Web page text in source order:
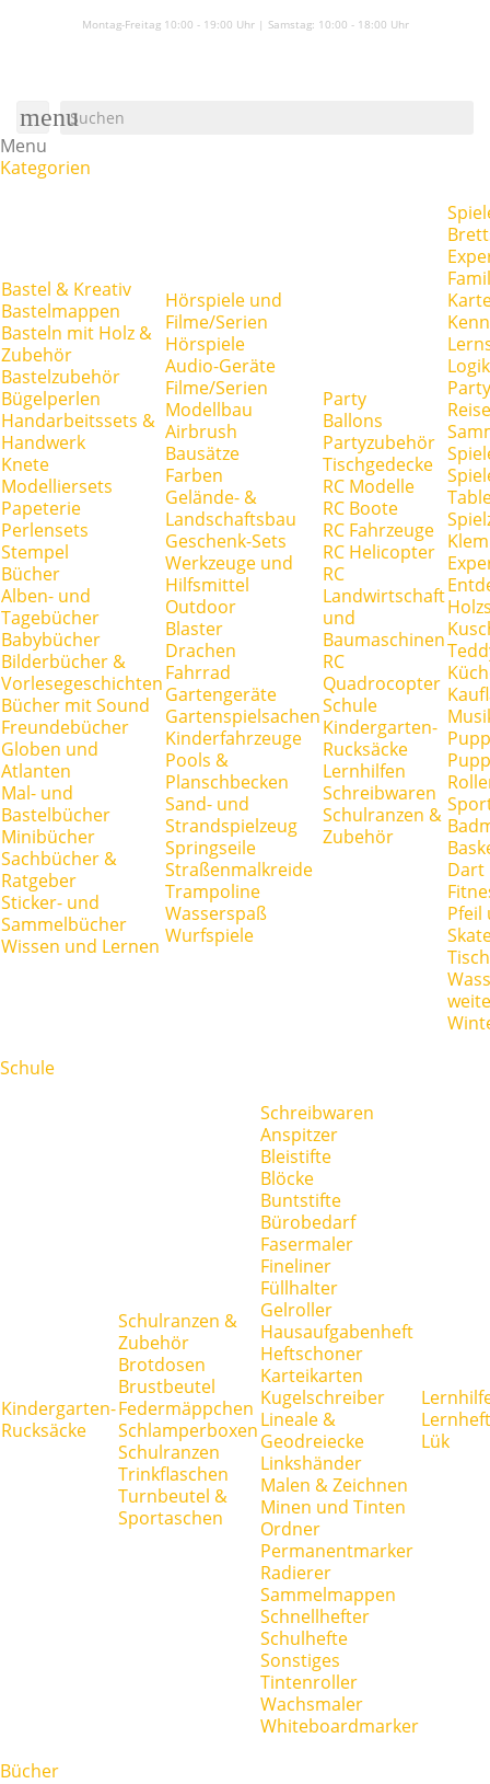
Montag-Freitag 10:00 - 19:00 Uhr | Samstag: 10:00 - 18:00 Uhr
menu
Menu
Kategorien
Bastel & Kreativ
Bastelmappen
Basteln mit Holz &
Zubehör
Bastelzubehör
Bügelperlen
Handarbeitssets &
Handwerk
Knete
Modelliersets
Papeterie
Perlensets
Stempel
Bücher
Alben- und
Tagebücher
Babybücher
Bilderbücher &
Vorlesegeschichten
Bücher mit Sound
Freundebücher
Globen und
Atlanten
Mal- und
Bastelbücher
Minibücher
Sachbücher &
Ratgeber
Sticker- und
Sammelbücher
Wissen und Lernen
Hörspiele und
Filme/Serien
Hörspiele
Audio-Geräte
Filme/Serien
Modellbau
Airbrush
Bausätze
Farben
Gelände- &
Landschaftsbau
Geschenk-Sets
Werkzeuge und
Hilfsmittel
Outdoor
Blaster
Drachen
Fahrrad
Gartengeräte
Gartenspielsachen
Kinderfahrzeuge
Pools &
Planschbecken
Sand- und
Strandspielzeug
Springseile
Straßenmalkreide
Trampoline
Wasserspaß
Wurfspiele
Party
Ballons
Partyzubehör
Tischgedecke
RC Modelle
RC Boote
RC Fahrzeuge
RC Helicopter
RC
Landwirtschaft
und
Baumaschinen
RC
Quadrocopter
Schule
Kindergarten-
Rucksäcke
Lernhilfen
Schreibwaren
Schulranzen &
Zubehör
Dart
Pfeil
Schule
Kindergarten-
Rucksäcke
Schulranzen &
Zubehör
Brotdosen
Brustbeutel
Federmäppchen
Schlamperboxen
Schulranzen
Trinkflaschen
Turnbeutel &
Sportaschen
Schreibwaren
Anspitzer
Bleistifte
Blöcke
Buntstifte
Bürobedarf
Fasermaler
Fineliner
Füllhalter
Gelroller
Hausaufgabenheft
Heftschoner
Karteikarten
Kugelschreiber
Lineale &
Geodreiecke
Linkshänder
Malen & Zeichnen
Minen und Tinten
Ordner
Permanentmarker
Radierer
Sammelmappen
Schnellhefter
Schulhefte
Sonstiges
Tintenroller
Wachsmaler
Whiteboardmarker
Lük
Bücher